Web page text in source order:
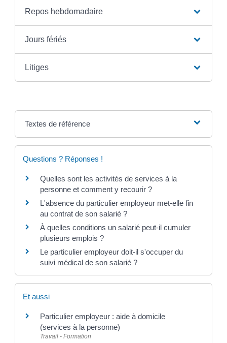
Repos hebdomadaire
Jours fériés
Litiges
Textes de référence
Questions ? Réponses !
Quelles sont les activités de services à la
personne et comment y recourir ?
L'absence du particulier employeur met-elle fin
au contrat de son salarié ?
À quelles conditions un salarié peut-il cumuler
plusieurs emplois ?
Le particulier employeur doit-il s'occuper du
suivi médical de son salarié ?
Et aussi
Particulier employeur : aide à domicile
(services à la personne)
Travail - Formation